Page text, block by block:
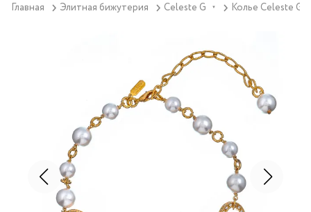
Главная Элитная бижутерия Celeste G ▼ Колье Celeste G,